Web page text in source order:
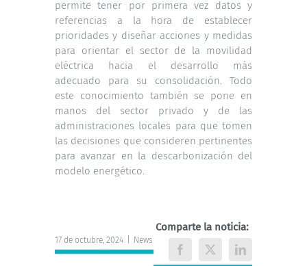
permite tener por primera vez datos y
referencias a la hora de establecer
prioridades y diseñar acciones y medidas
para orientar el sector de la movilidad
eléctrica hacia el desarrollo más
adecuado para su consolidación. Todo
este conocimiento también se pone en
manos del sector privado y de las
administraciones locales para que tomen
las decisiones que consideren pertinentes
para avanzar en la descarbonización del
modelo energético.
17 de octubre, 2024 News
Comparte la noticia:
Facebook
X LinkedIn